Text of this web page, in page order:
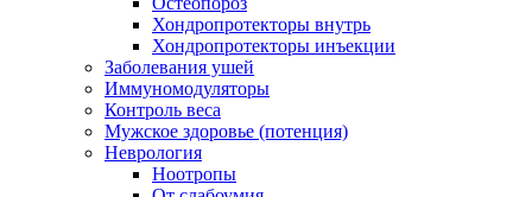
Хондропротекторы внутрь
Хондропротекторы инъекции
Заболевания ушей
Иммуномодуляторы
Контроль веса
Мужское здоровье (потенция)
Неврология
Ноотропы